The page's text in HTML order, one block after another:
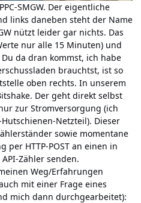
SMGW. Der eigentliche
links daneben steht der Name
nützt leider gar nichts. Das
nur alle 15 Minuten) und
da dran kommst, ich habe
brauchtst, ist so
oben rechts. In unserem
Der geht direkt selbst
zur Stromversorgung (ich
Netzteil). Dieser
sowie momentane
per HTTP-POST an einen in
Zähler senden.
Weg/Erfahrungen
mit einer Frage eines
mich dann durchgearbeitet):